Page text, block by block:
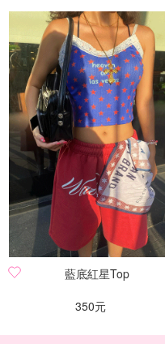
藍底紅星Top
350元